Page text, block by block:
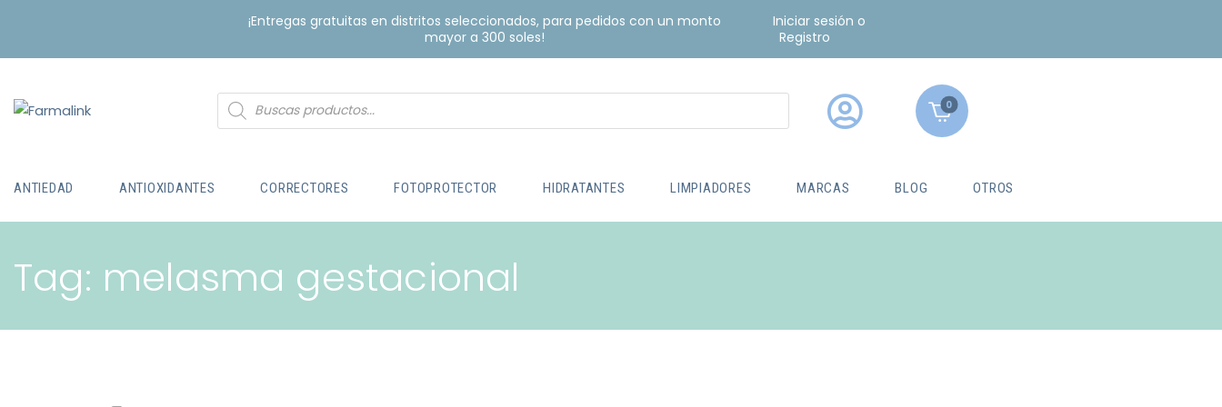
¡Entregas gratuitas en distritos seleccionados, para pedidos con un monto
mayor a 300 soles!
Iniciar sesión o
Registro
0
ANTIEDAD ANTIOXIDANTES CORRECTORES FOTOPROTECTOR HIDRATANTES LIMPIADORES MARCAS BLOG OTROS
Tag: melasma gestacional